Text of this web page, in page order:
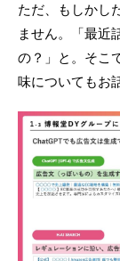
ただ、もしかし
ません。「最近
の？」と。そこ
味についてもお